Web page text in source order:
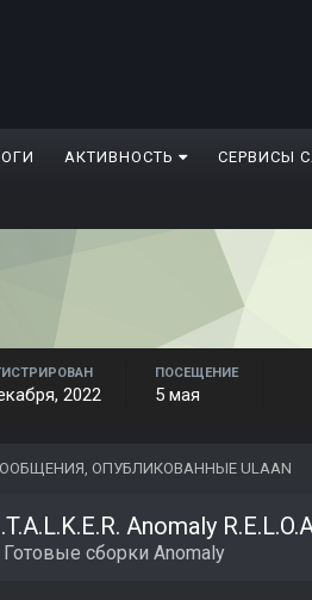
АКТИВНОСТЬ СЕРВИСЫ
2022
ПОСЕЩЕНИЕ
5 мая
ОПУБЛИКОВАННЫЕ ULAAN
Anomaly
Готовые сборки Anomaly